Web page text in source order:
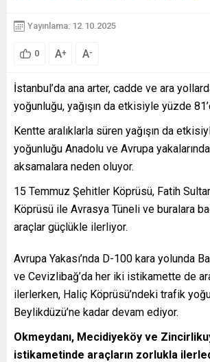
Yayınlama: 12.10.2025
0 A+ A-
İstanbul’da ana arter, cadde ve ara
yoğunluğu, yağışın da etkisiyle yüzde
Kentte aralıklarla süren yağışın da
yoğunluğu Anadolu ve Avrupa
aksamalara neden oluyor.
15 Temmuz Şehitler Köprüsü, Fatih
Köprüsü ile Avrasya Tüneli ve buralara
araçlar güçlükle ilerliyor.
Avrupa Yakası’nda D-100 kara yolunda
ve Cevizlibağ’da her iki istikamette de
ilerlerken, Haliç Köprüsü’ndeki trafik
Beylikdüzü’ne kadar devam ediyor.
Okmeydanı, Mecidiyeköy ve
istikametinde araçların zorlukla